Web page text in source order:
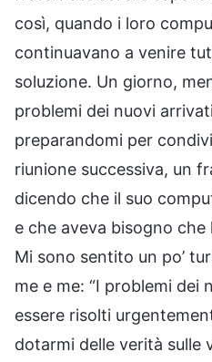
così, quando i loro
continuavano a venire
soluzione. Un giorno,
problemi dei nuovi
preparandomi per
riunione successiva, un
dicendo che il suo
e che aveva bisogno che
Mi sono sentito un po’
me e me: “I problemi dei
essere risolti
dotarmi delle verità sulle